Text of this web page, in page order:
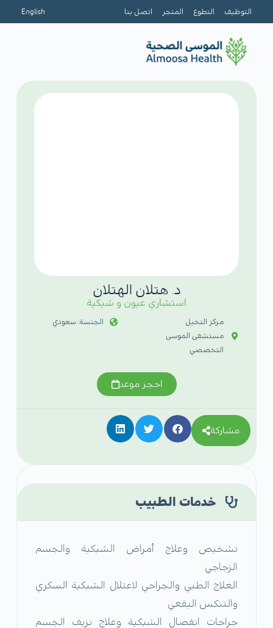
التوظيف التطوع المتجر اتصل بنا English
د. هتلان الهتلان
استشاري عيون و شبكية
مركز النخيل
مستشفى الموسى
التخصصي
الجنسة: سعودي
احجز موعد
مشاركة
خدمات الطبيب
تشخيص وعلاج أمراض الشبكية والجسم
الزجاجي
العلاج الطبي والجراحي لاعتلال الشبكية السكري
والتنكس البقعي
جراحات انفصال الشبكية وعلاج نزيف الجسم